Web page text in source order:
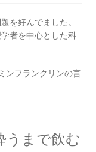
1799年12月6
けた殉職者】
を好んでました。
者を中心とした科
ンフランクリンの言
うまで飲む